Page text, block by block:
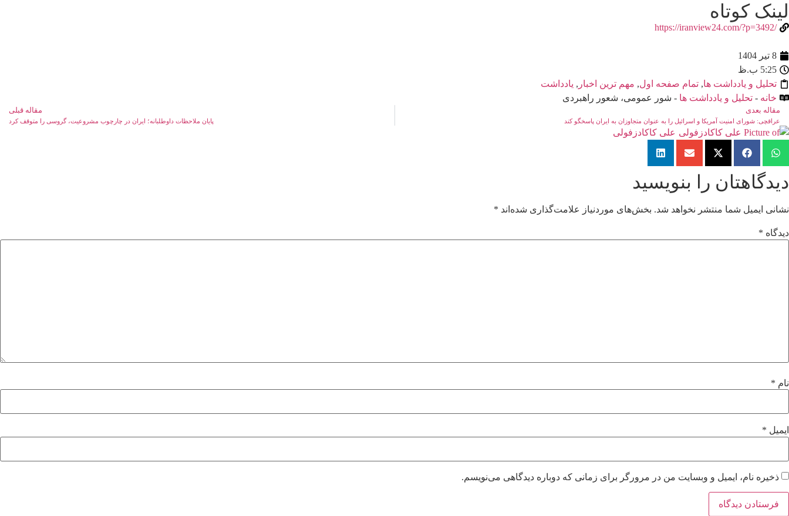
لینک کوتاه
/https://iranview24.com/?p=3492
8 تیر 1404
5:25 ب.ظ
تحلیل و یادداشت ها, تمام صفحه اول, مهم ترین اخبار , یادداشت
خانه - تحلیل و یادداشت ها - شور عمومی، شعور راهبردی
مقاله بعدی
عراقچی: شورای امنیت آمریکا و اسرائیل را به عنوان متجاوزان به ایران پاسخگو کند
مقاله قبلی
پایان ملاحظات داوطلبانه؛ ایران در چارچوب مشروعیت، گروسی را متوقف کرد
علی کاکادزفولی
دیدگاهتان را بنویسید
نشانی ایمیل شما منتشر نخواهد شد. بخش‌های موردنیاز علامت‌گذاری شده‌اند *
دیدگاه *
نام *
ایمیل *
ذخیره نام، ایمیل و وبسایت من در مرورگر برای زمانی که دوباره دیدگاهی می‌نویسم.